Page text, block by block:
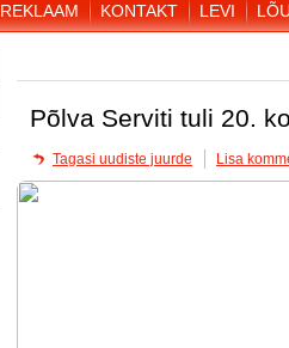
REKLAAM KONTAKT LEVI
Põlva Serviti tuli 20.
Tagasi uudiste juurde Lisa